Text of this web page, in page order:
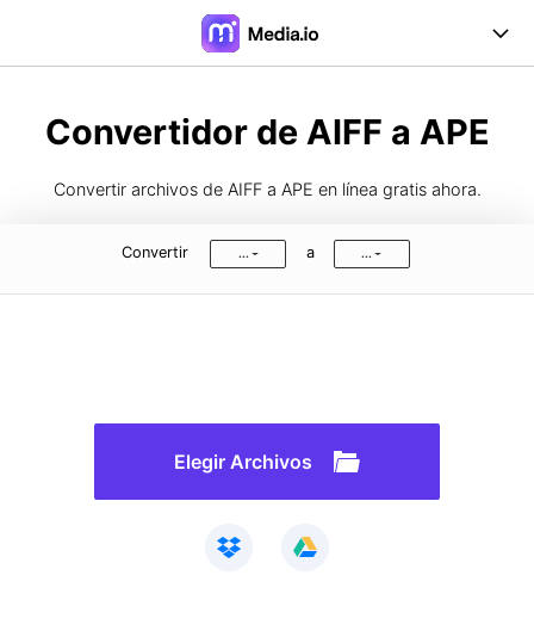
Desktop Herramientas
Formatos de Conversión
Convertidor de AIFF a APE
Convertir archivos de AIFF a APE en línea gratis ahora.
Convertir ... a ...
Elegir Archivos